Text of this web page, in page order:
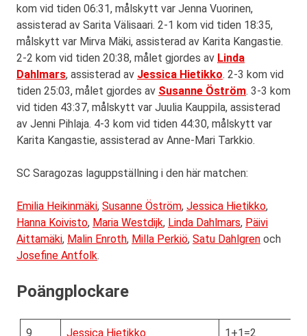
kom vid tiden 06:31, målskytt var Jenna Vuorinen,
assisterad av Sarita Välisaari. 2-1 kom vid tiden 18:35,
målskytt var Mirva Mäki, assisterad av Karita Kangastie.
2-2 kom vid tiden 20:38, målet gjordes av Linda
Dahlmars, assisterad av Jessica Hietikko. 2-3 kom vid
tiden 25:03, målet gjordes av Susanne Öström. 3-3 kom
vid tiden 43:37, målskytt var Juulia Kauppila, assisterad
av Jenni Pihlaja. 4-3 kom vid tiden 44:30, målskytt var
Karita Kangastie, assisterad av Anne-Mari Tarkkio.
SC Saragozas laguppställning i den här matchen:
Emilia Heikinmäki, Susanne Öström, Jessica Hietikko,
Hanna Koivisto, Maria Westdijk, Linda Dahlmars, Päivi
Aittamäki, Malin Enroth, Milla Perkiö, Satu Dahlgren och
Josefine Antfolk.
Poängplockare
9 Jessica Hietikko 1+1=2